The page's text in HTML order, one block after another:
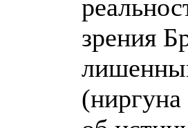
зрения